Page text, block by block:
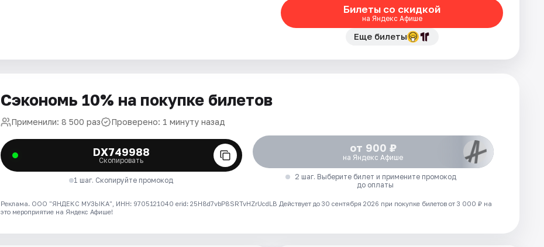
Билеты со скидкой
на Яндекс Афише
Еще билеты
Сэкономь 10% на покупке билетов
Применили: 8 500 раз Проверено: 1 минуту назад
DX749988
Скопировать
1 шаг. Скопируйте промокод
от 900 ₽
на Яндекс Афише
2 шаг. Выберите билет и примените промокод
до оплаты
Реклама. ООО "ЯНДЕКС МУЗЫКА", ИНН: 9705121040 erid: 25H8d7vbP8SRTvHZrUcdLB Действует до 30 сентября 2026 при покупке билетов от 3 000 ₽ на
это мероприятие на Яндекс Афише!